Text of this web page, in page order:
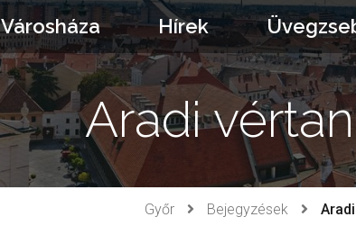
Városháza Hírek
Aradi
Győr Bejegyzések